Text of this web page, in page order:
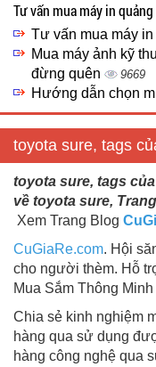
Tư vấn mua máy in
Tư vấn mua máy
Mua máy ảnh kỹ
đừng quên
9669
Hướng dẫn chọn
toyota sure, tags
toyota sure, tags
về toyota sure,
Xem Trang Blog
CuGiaRe.com. Hội
cho người thèm. Hỗ
Mua Sắm Thông Minh
Chia sẻ kinh nghiệm
hàng qua sử dụng
hàng công nghệ qua